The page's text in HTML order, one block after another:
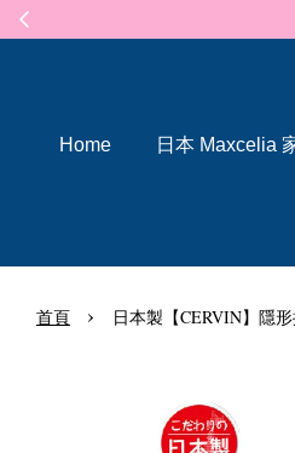
Home 日本 Maxcelia
首頁 › 日本製【CERVIN】隱